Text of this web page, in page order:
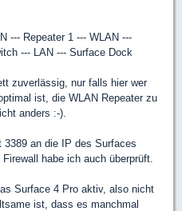
--- Repeater 1 --- WLAN ---
--- LAN --- Surface Dock
zuverlässig, nur falls hier wer
ist, die WLAN Repeater zu
anders :-).
3389 an die IP des Surfaces
habe ich auch überprüft.
Surface 4 Pro aktiv, also nicht
ist, dass es manchmal